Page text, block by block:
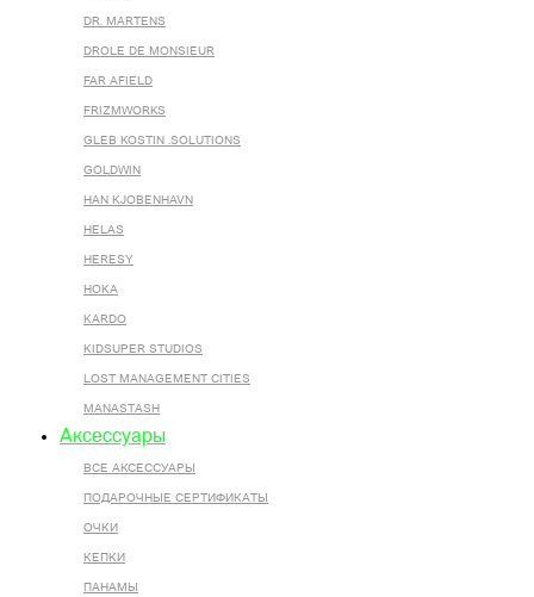
DR. MARTENS
DROLE DE MONSIEUR
FAR AFIELD
FRIZMWORKS
GLEB KOSTIN .SOLUTIONS
GOLDWIN
HAN KJOBENHAVN
HELAS
HERESY
HOKA
KARDO
KIDSUPER STUDIOS
LOST MANAGEMENT CITIES
MANASTASH
Аксессуары
ВСЕ AКСЕССУАРЫ
ПОДАРОЧНЫЕ СЕРТИФИКАТЫ
ОЧКИ
КЕПКИ
ПАНАМЫ